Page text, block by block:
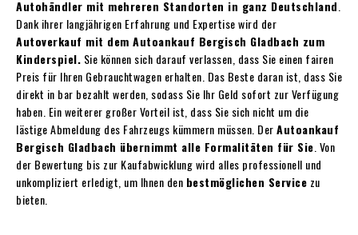
Autohändler mit mehreren Standorten in ganz Deutschland
Dank ihrer langjährigen Erfahrung und Expertise wird der
Autoverkauf mit dem Autoankauf Bergisch Gladbach zum
Kinderspiel. Sie können sich darauf verlassen, dass Sie einen fairen
Preis für Ihren Gebrauchtwagen erhalten. Das Beste daran ist, dass Sie
direkt in bar bezahlt werden, sodass Sie Ihr Geld sofort zur Verfügung
haben. Ein weiterer großer Vorteil ist, dass Sie sich nicht um die
lästige Abmeldung des Fahrzeugs kümmern müssen. DerAutoankauf
Bergisch Gladbach übernimmt alle Formalitäten für Sie . Von
der Bewertung bis zur Kaufabwicklung wird alles professionell und
unkompliziert erledigt, um Ihnen den bestmöglichen Service zu
bieten.